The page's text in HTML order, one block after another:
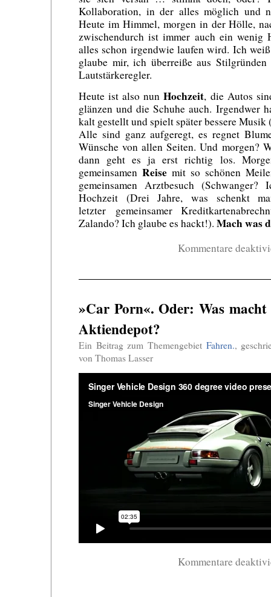
Kollaboration, in der alles möglich und
Heute im Himmel, morgen in der Hölle,
zwischendurch ist immer auch ein wenig
alles schon irgendwie laufen wird. Ich
glaube mir, ich überreiße aus
Lautstärkeregler.
Heute ist also nunHochzeit, die Autos
glänzen und die Schuhe auch. Irgendwer
kalt gestellt und spielt später bessere
Alle sind ganz aufgeregt, es regnet
Wünsche von allen Seiten. Und morgen?
dann geht es ja erst richtig los.
gemeinsamen Reise mit so schönen
gemeinsamen Arztbesuch
Hochzeit (Drei Jahre, was schenkt
letzter gemeinsamer
Zalando? Ich glaube es hackt!). Mach was
Kommentare
»Car Porn«. Oder: Was
Aktiendepot?
Ein Beitrag zum Themengebiet Fahren.,
von Thomas Lasser
Kommentare